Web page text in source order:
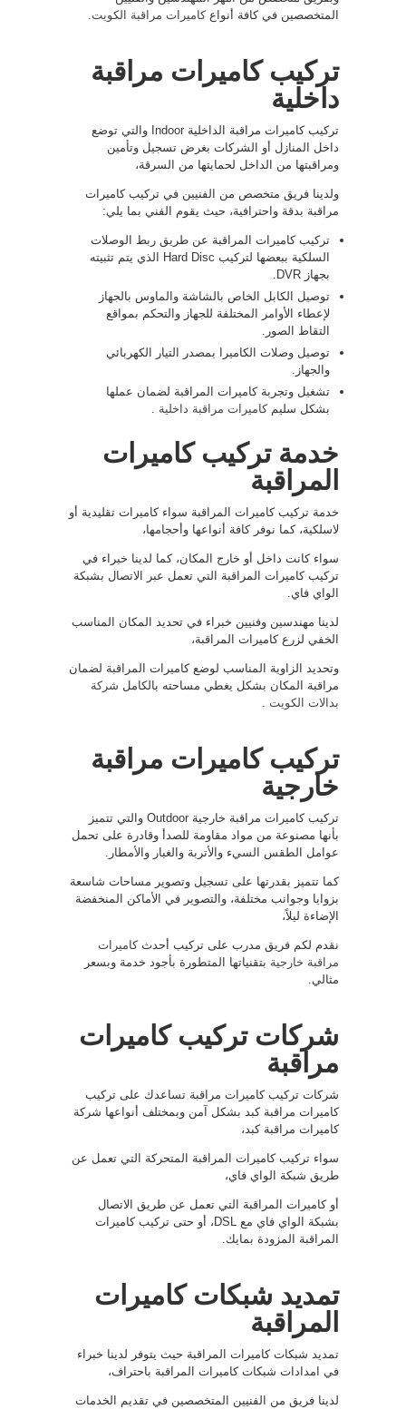
المتخصصين في كافة أنواعكاميرات مراقبة الكويت
تركيب كاميرات مراقبة
داخلية
تركيب كاميرات مراقبة الداخلية Indoor والتي توضع
داخل المنازل أو الشركات بغرض تسجيل وتأمين
ومراقبتها من الداخل لحمايتها من السرقة،
ولدينا فريق متخصص من الفنيين في تركيب كاميرات
مراقبة بدقة واحترافية، حيث يقوم الفني بما يلي:
تركيب كاميرات المراقبة عن طريق ربط الوصلات
السلكية ببعضها لتركيب Hard Disc الذي يتم تثبيته
بجهاز DVR.
توصيل الكابل الخاص بالشاشة والماوس بالجهاز
لإعطاء الأوامر المختلفة للجهاز والتحكم بمواقع
التقاط الصور.
توصيل وصلات الكاميرا بمصدر التيار الكهربائي
والجهاز.
تشغيل وتجربة كاميرات المراقبة لضمان عملها
بشكل سليمكاميرات مراقبة داخلية
خدمة تركيب كاميرات
المراقبة
خدمة تركيب كاميرات المراقبة سواء كاميرات تقليدية أو
لاسلكية، كما نوفر كافة أنواعها وأحجامها،
سواء كانت داخل أو خارج المكان، كما لدينا خبراء في
تركيب كاميرات المراقبة التي تعمل عبر الاتصال بشبكة
الواي فاي.
لدينا مهندسين وفنيين خبراء في تحديد المكان المناسب
الخفي لزرع كاميرات المراقبة،
وتحديد الزاوية المناسب لوضع كاميرات المراقبة لضمان
مراقبة المكان بشكل يغطي مساحته بالكامل شركة
بدالات الكويت
تركيب كاميرات مراقبة
خارجية
تركيب كاميرات مراقبة خارجية Outdoor والتي تتميز
بأنها مصنوعة من مواد مقاومة للصدأ وقادرة على تحمل
عوامل الطقس السيء والأتربة والغبار والأمطار.
كما تتميز بقدرتها على تسجيل وتصوير مساحات شاسعة
بزوايا وجوانب مختلفة، والتصوير في الأماكن المنخفضة
الإضاءة ليلاً،
نقدم لكم فريق مدرب على تركيب أحدثكاميرات
مراقبة خارجية بتقنياتها المتطورة بأجود خدمة وبسعر
مثالي.
شركات تركيب كاميرات
مراقبة
شركات تركيب كاميرات مراقبة تساعدك على تركيب
كاميرات مراقبة كبد بشكل آمن وبمختلف أنواعها شركة
كاميرات مراقبة كبد،
سواء تركيب كاميرات المراقبة المتحركة التي تعمل عن
طريق شبكة الواي فاي،
أو كاميرات المراقبة التي تعمل عن طريق الاتصال
بشبكة الواي فاي مع DSL، أو حتى تركيب كاميرات
المراقبة المزودة بمايك.
تمديد شبكات كاميرات
المراقبة
تمديد شبكات كاميرات المراقبة حيث يتوفر لدينا خبراء
في امدادات شبكات كاميرات المراقبة باحتراف،
لدينا فريق من الفنيين المتخصصين في تقديم الخدمات